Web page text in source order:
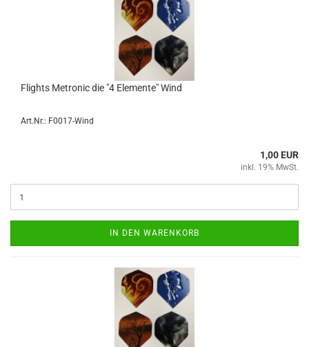
Flights Me­tro­nic die "4 Ele­men­te" Wind
Art.Nr.: F0017-Wind
1,00 EUR
inkl. 19% MwSt.
IN DEN WARENKORB